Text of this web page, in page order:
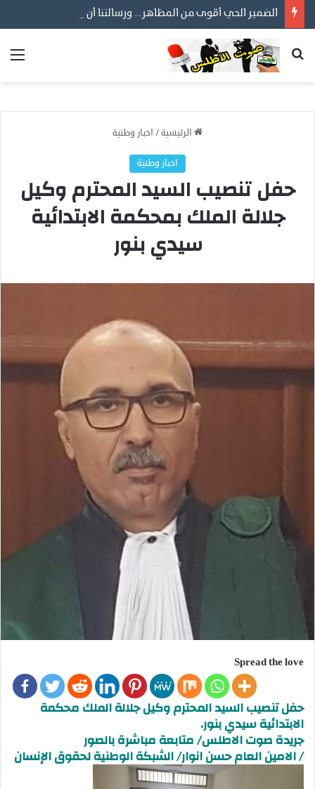
بحث عن
الرئيسية / اخبار وطنية
اخبار وطنية
حفل تنصيب السيد المحترم وكيل
جلالة الملك بمحكمة الابتدائية
سيدي بنور
Spread the love
حفل تنصيب السيد المحترم وكيل جلالة الملك محكمة
الابتدائية سيدي بنور.
جريدة صوت الاطلس/ متابعة مباشرة بالصور
/ الامين العام حسن انوار/ الشبكة الوطنية لحقوق الإنسان